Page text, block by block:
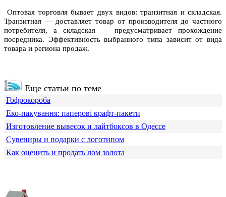
Оптовая торговля бывает двух видов: транзитная и складская.
Транзитная — доставляет товар от производителя до частного
потребителя, а складская — предусматривает прохождение
посредника. Эффективность выбранного типа зависит от вида
товара и региона продаж.
Еще статьи по теме
Гофрокороба
Еко-пакування: паперові крафт-пакети
Изготовление вывесок и лайтбоксов в Одессе
Сувениры и подарки с логотипом
Как оценить и продать лом золота